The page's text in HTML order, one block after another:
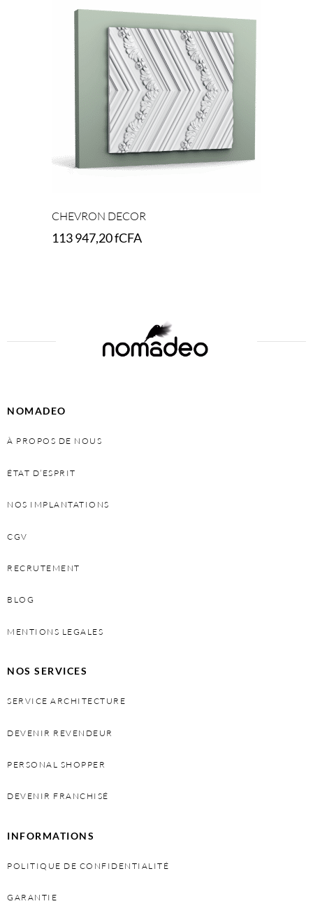
CHEVRON DECOR
113 947,20fCFA
NOMADEO
À PROPOS DE NOUS
ÉTAT D’ESPRIT
NOS IMPLANTATIONS
CGV
RECRUTEMENT
BLOG
MENTIONS LEGALES
NOS SERVICES
SERVICE ARCHITECTURE
DEVENIR REVENDEUR
PERSONAL SHOPPER
DEVENIR FRANCHISÉ
INFORMATIONS
POLITIQUE DE CONFIDENTIALITÉ
GARANTIE